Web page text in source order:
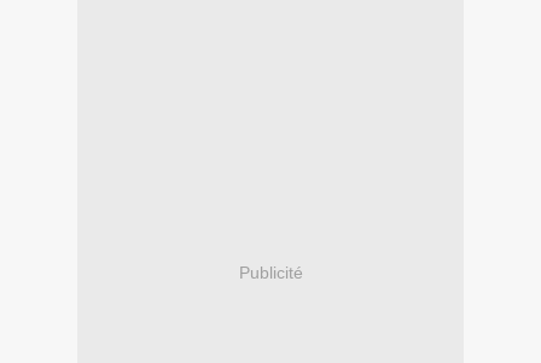
Publicité